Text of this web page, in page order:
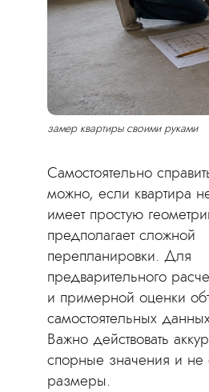
замер квартиры своими руками
Самостоятельно
можно, если квартира
имеет простую
предполагает сложной
перепланировки. Для
предварительного
и примерной оценки
самостоятельных данных
Важно действовать
спорные значения и не
размеры.